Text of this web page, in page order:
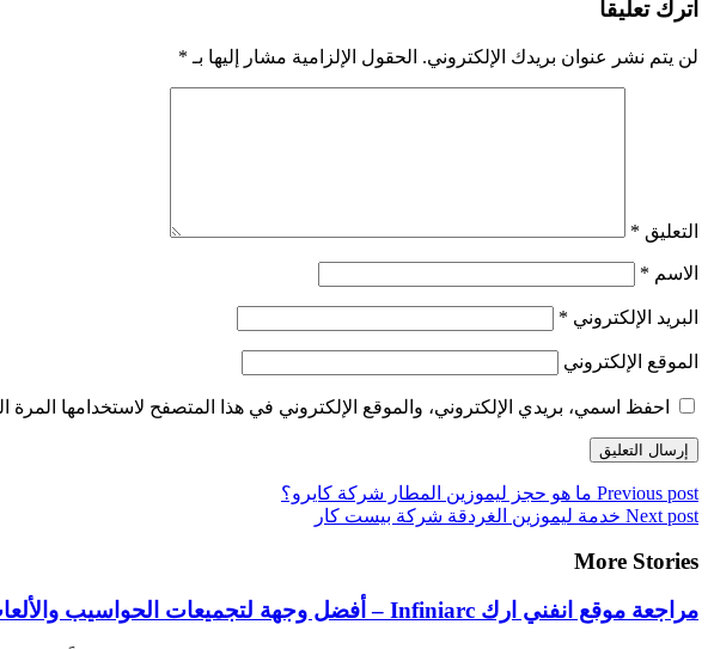
اترك تعليقاً
لن يتم نشر عنوان بريدك الإلكتروني. الحقول الإلزامية مشار إليها بـ *
التعليق *
الاسم *
البريد الإلكتروني *
الموقع الإلكتروني
احفظ اسمي، بريدي الإلكتروني، والموقع الإلكتروني في هذا المتصفح لاستخدامها المرة
Previous post ما هو حجز ليموزين المطار شركة كايرو؟
Next post خدمة ليموزين الغردقة شركة بيست كار
More Stories
مراجعة موقع انفني ارك Infiniarc – أفضل وجهة لتجميعات الحواسيب والألعاب